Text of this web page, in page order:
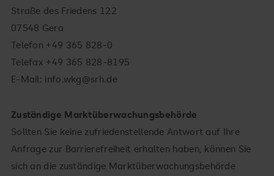
Straße des Friedens 122
07548 Gera
Telefon +49 365 828-0
Telefax +49 365 828-8195
E-Mail: info.wkg@srh.de
Zuständige Marktüberwachungsbehörde
Sollten Sie keine zufriedenstellende Antwort auf Ihre
Anfrage zur Barrierefreiheit erhalten haben, können Sie
sich an die zuständige Marktüberwachungsbehörde